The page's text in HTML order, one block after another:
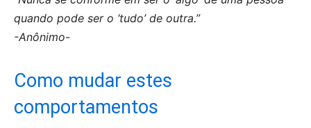
quando pode ser o ‘tudo’ de outra.”
-Anônimo-
Como mudar estes
comportamentos